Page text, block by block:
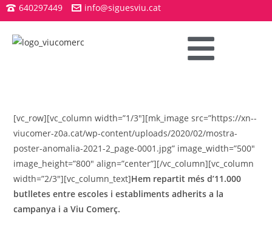
640297449 info@siguesviu.cat
[vc_row][vc_column width=”1/3″][mk_image src=”https://xn--
viucomer-z0a.cat/wp-content/uploads/2020/02/mostra-
poster-anomalia-2021-2_page-0001.jpg” image_width=”500″
image_height=”800″ align=”center”][/vc_column][vc_column
width=”2/3″][vc_column_text]Hem repartit més d’11.000
butlletes entre escoles i establiments adherits a la
campanya i a Viu Comerç.